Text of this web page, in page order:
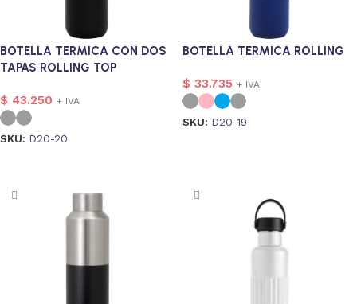
BOTELLA TERMICA CON DOS
TAPAS ROLLING TOP
$ 43.250 + IVA
SKU: D20-20
BOTELLA TERMICA ROLLING
$ 33.735 + IVA
SKU: D20-19